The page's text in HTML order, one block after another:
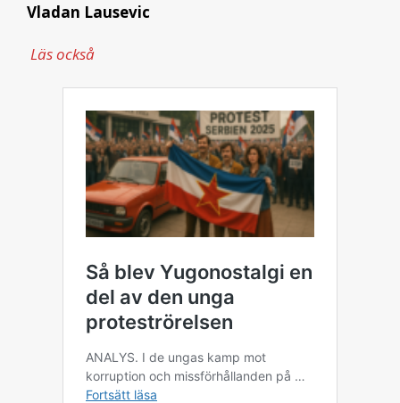
Vladan Lausevic
Läs också